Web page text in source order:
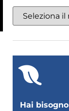
Hai